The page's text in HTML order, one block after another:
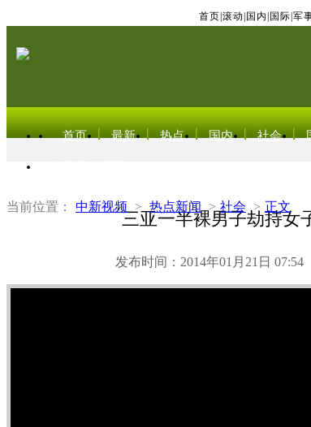
首页 滚动 国内 国际 军
首页 最新 热点 国内 社会
当前位置： 中新视频 > 热点新闻 > 社会 > 正文
三亚一半裸男子劫持女
发布时间：2014年01月21日 07:54